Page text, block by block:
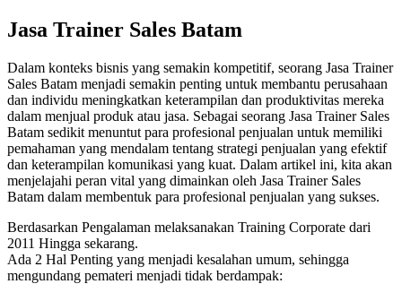
Jasa Trainer Sales Batam
Dalam konteks bisnis yang semakin kompetitif, seorang Jasa Trainer
Sales Batam menjadi semakin penting untuk membantu perusahaan
dan individu meningkatkan keterampilan dan produktivitas mereka
dalam menjual produk atau jasa. Sebagai seorang Jasa Trainer Sales
Batam sedikit menuntut para profesional penjualan untuk memiliki
pemahaman yang mendalam tentang strategi penjualan yang efektif
dan keterampilan komunikasi yang kuat. Dalam artikel ini, kita akan
menjelajahi peran vital yang dimainkan oleh Jasa Trainer Sales
Batam dalam membentuk para profesional penjualan yang sukses.
Berdasarkan Pengalaman melaksanakan Training Corporate dari
2011 Hingga sekarang.
Ada 2 Hal Penting yang menjadi kesalahan umum, sehingga
mengundang pemateri menjadi tidak berdampak: